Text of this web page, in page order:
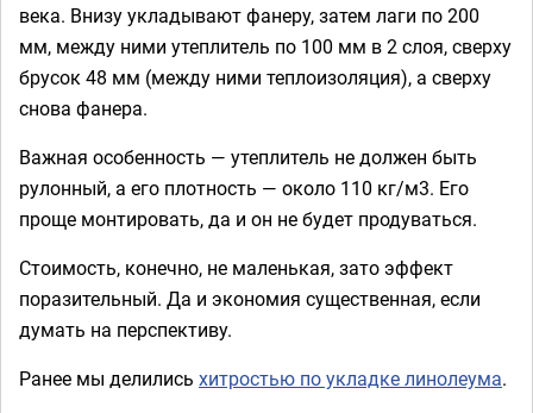
века. Внизу укладывают фанеру, затем лаги по 200
мм, между ними утеплитель по 100 мм в 2 слоя, сверху
брусок 48 мм (между ними теплоизоляция), а сверху
снова фанера.
Важная особенность — утеплитель не должен быть
рулонный, а его плотность — около 110 кг/м3. Его
проще монтировать, да и он не будет продуваться.
Стоимость, конечно, не маленькая, зато эффект
поразительный. Да и экономия существенная, если
думать на перспективу.
Ранее мы делились хитростью по укладке линолеума.